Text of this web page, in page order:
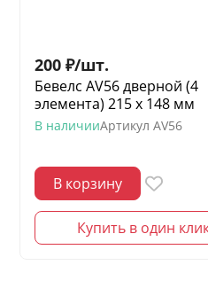
200 ₽/шт.
Бевелс AV56 дверной (4
элемента) 215 х 148 мм
В наличииАртикул AV56
В корзину
Купить в один